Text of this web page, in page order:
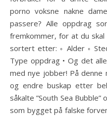
porno voksne nakne
passere? Alle oppdrag
fremkommer, for at du
sortert etter: ◦ Alder ◦
Type oppdrag • Og det
med nye jobber! På
og endre buskap etter
såkalte ”South Sea
som bygget på falske